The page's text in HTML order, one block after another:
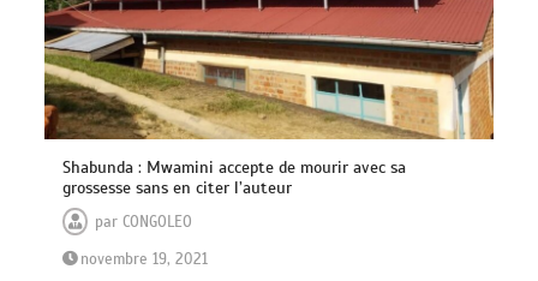
Shabunda : Mwamini accepte de mourir avec sa
grossesse sans en citer l’auteur
parCONGOLEO
novembre 19, 2021